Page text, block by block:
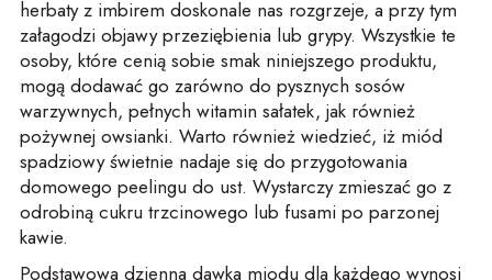
herbaty z imbirem doskonale nas rozgrzeje, a przy tym
załagodzi objawy przeziębienia lub grypy. Wszystkie te
osoby, które cenią sobie smak niniejszego produktu,
mogą dodawać go zarówno do pysznych sosów
warzywnych, pełnych witamin sałatek, jak również
pożywnej owsianki. Warto również wiedzieć, iż miód
spadziowy świetnie nadaje się do przygotowania
domowego peelingu do ust. Wystarczy zmieszać go z
odrobiną cukru trzcinowego lub fusami po parzonej
kawie.
Podstawowa dzienna dawka miodu dla każdego wynosi